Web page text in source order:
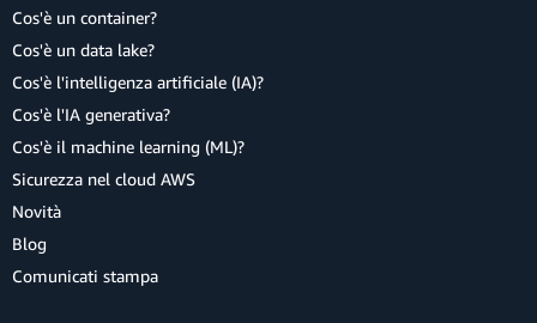
Cos'è un container?
Cos'è un data lake?
Cos'è l'intelligenza artificiale (IA)?
Cos'è l'IA generativa?
Cos'è il machine learning (ML)?
Sicurezza nel cloud AWS
Novità
Blog
Comunicati stampa